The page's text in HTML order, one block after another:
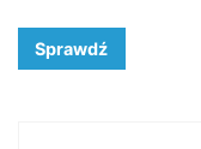
Sprawdź